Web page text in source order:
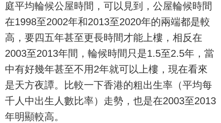
庭平均輪候公屋時間，可以見到，公屋輪候時間
在1998至2002年和2013至2020年的兩端都是較
高，要四五年甚至更長時間才能上樓，相反在
2003至2013年間，輪候時間只是1.5至2.5年，當
中有好幾年甚至不用2年就可以上樓，現在看來
是天方夜譚。比較一下香港的粗出生率（平均每
千人中出生人數比率）走勢，也是在2003至2013
年明顯較高。